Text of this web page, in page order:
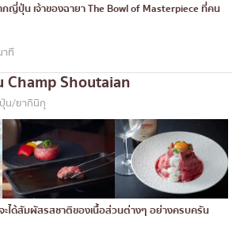
ญี่ปุ่น เจ้าของฉายา The Bowl of Masterpiece ที่คน
าที
Champ Shoutaian
น/ยากินิกุ
ะได้สัมผัสรสชาติของเนื้อส่วนต่างๆ อย่างครบครัน